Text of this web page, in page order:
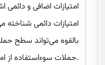
امتیازات اضافی و دائمی
امتیازات دائمی شناخته
بالقوه می‌تواند سطح
حملات سوءاستفاده از امتیازات هموار کند.